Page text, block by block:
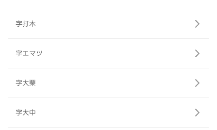
字打木
字エマツ
字大栗
字大中